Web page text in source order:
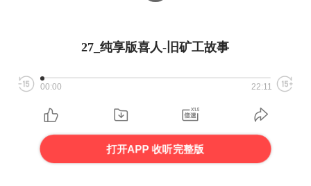
27_纯享版喜人-旧矿工故事
00:00 22:11
打开APP 收听完整版